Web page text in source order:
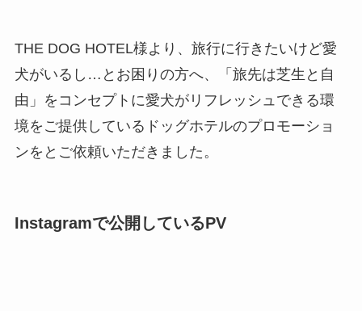
THE DOG HOTEL様より、旅行に行きたいけど愛
犬がいるし…とお困りの方へ、「旅先は芝生と自
由」をコンセプトに愛犬がリフレッシュできる環
境をご提供しているドッグホテルのプロモーショ
ンをとご依頼いただきました。
Instagramで公開しているPV